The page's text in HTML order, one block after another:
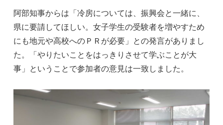
阿部知事からは「冷房については、振興会と一緒に、
県に要請してほしい。女子学生の受験者を増やすため
にも地元や高校へのＰＲが必要」との発言がありまし
た。「やりたいことをはっきりさせて学ぶことが大
事」ということで参加者の意見は一致しました。